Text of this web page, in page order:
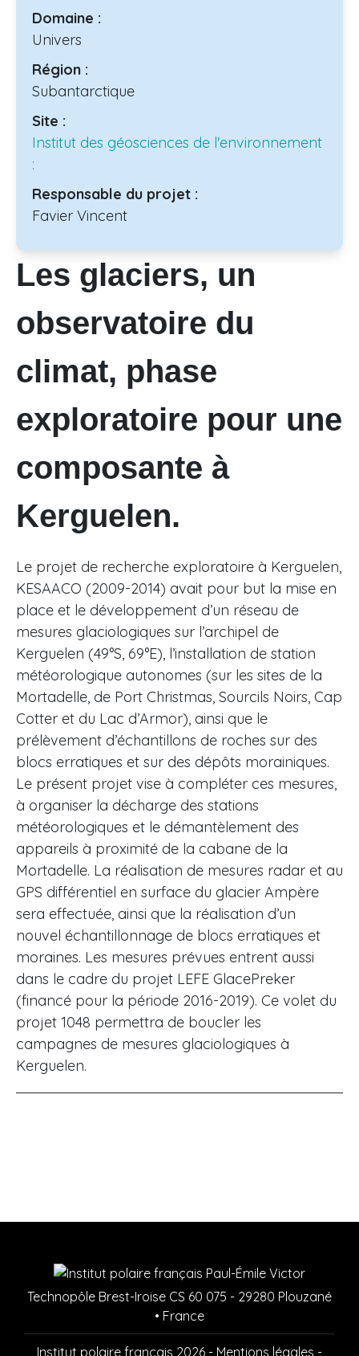
Domaine :
Univers
Région :
Subantarctique
Site :
Institut des géosciences de l'environnement
:
Responsable du projet :
Favier Vincent
Les glaciers, un
observatoire du
climat, phase
exploratoire pour une
composante à
Kerguelen.
Le projet de recherche exploratoire à Kerguelen,
KESAACO (2009-2014) avait pour but la mise en
place et le développement d’un réseau de
mesures glaciologiques sur l’archipel de
Kerguelen (49°S, 69°E), l’installation de station
météorologique autonomes (sur les sites de la
Mortadelle, de Port Christmas, Sourcils Noirs, Cap
Cotter et du Lac d’Armor), ainsi que le
prélèvement d’échantillons de roches sur des
blocs erratiques et sur des dépôts morainiques.
Le présent projet vise à compléter ces mesures,
à organiser la décharge des stations
météorologiques et le démantèlement des
appareils à proximité de la cabane de la
Mortadelle. La réalisation de mesures radar et au
GPS différentiel en surface du glacier Ampère
sera effectuée, ainsi que la réalisation d’un
nouvel échantillonnage de blocs erratiques et
moraines. Les mesures prévues entrent aussi
dans le cadre du projet LEFE GlacePreker
(financé pour la période 2016-2019). Ce volet du
projet 1048 permettra de boucler les
campagnes de mesures glaciologiques à
Kerguelen.
Technopôle Brest-Iroise CS 60 075 - 29280 Plouzané
• France
Institut polaire français 2026 - Mentions légales -